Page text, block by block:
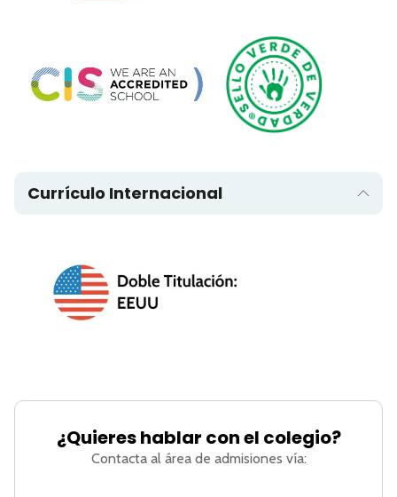
Currículo Internacional
¿Quieres hablar con el colegio?
Contacta al área de admisiones vía: